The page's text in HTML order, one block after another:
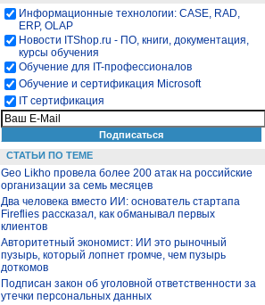
Информационные технологии: CASE, RAD,
ERP, OLAP
Новости ITShop.ru - ПО, книги, документация,
курсы обучения
Обучение для IT-профессионалов
Обучение и сертификация Microsoft
IT сертификация
СТАТЬИ ПО ТЕМЕ
Geo Likho провела более 200 атак на российские
организации за семь месяцев
Два человека вместо ИИ: основатель стартапа
Fireflies рассказал, как обманывал первых
клиентов
Авторитетный экономист: ИИ это рыночный
пузырь, который лопнет громче, чем пузырь
доткомов
Подписан закон об уголовной ответственности за
утечки персональных данных